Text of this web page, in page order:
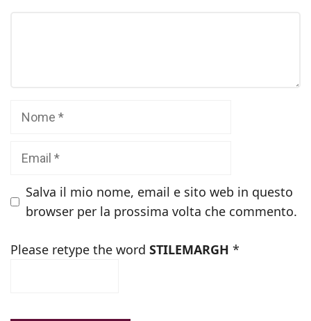
Salva il mio nome, email e sito web in questo
browser per la prossima volta che commento.
Please retype the word STILEMARGH *